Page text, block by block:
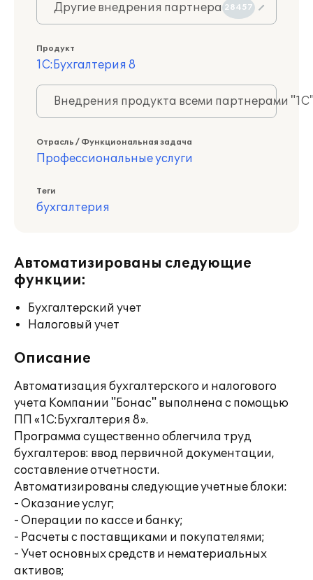
Другие внедрения партнера 28457
Продукт
1С:Бухгалтерия 8
Внедрения продукта всеми партнерами
Отрасль / Функциональная задача
Профессиональные услуги
Теги
бухгалтерия
Автоматизированы следующие
функции:
Бухгалтерский учет
Налоговый учет
Описание
Автоматизация бухгалтерского и налогового
учета Компании "Бонас" выполнена с помощью
ПП «1С:Бухгалтерия 8».
Программа существенно облегчила труд
бухгалтеров: ввод первичной документации,
составление отчетности.
Автоматизированы следующие учетные блоки:
- Оказание услуг;
- Операции по кассе и банку;
- Расчеты с поставщиками и покупателями;
- Учет основных средств и нематериальных
активов;